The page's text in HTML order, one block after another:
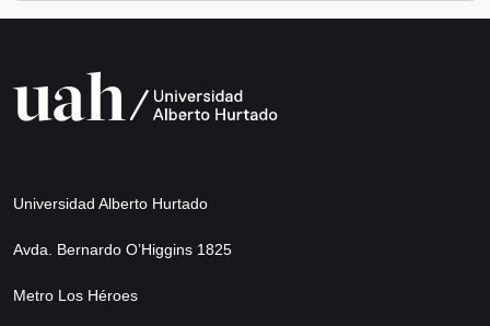
Universidad Alberto Hurtado
Avda. Bernardo O’Higgins 1825
Metro Los Héroes